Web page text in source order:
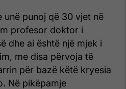
unë punoj që 30 vjet në
profesor doktor i
dhe ai është një mjek i
me disa përvoja të
për bazë këtë kryesia
Në pikëpamje